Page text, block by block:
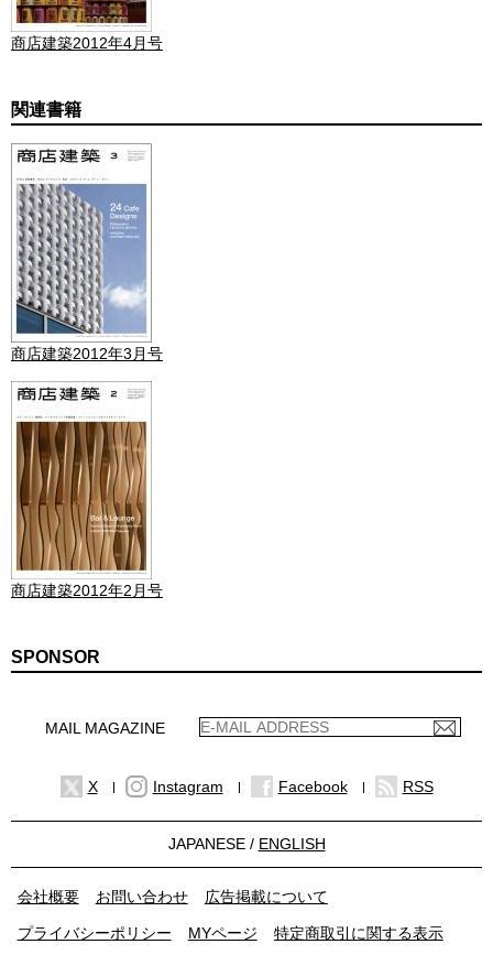
商店建築2012年4月号
関連書籍
商店建築2012年3月号
商店建築2012年2月号
SPONSOR
MAIL MAGAZINE
X Instagram Facebook RSS
JAPANESE / ENGLISH
会社概要 お問い合わせ 広告掲載について
プライバシーポリシー MYページ 特定商取引に関する表示